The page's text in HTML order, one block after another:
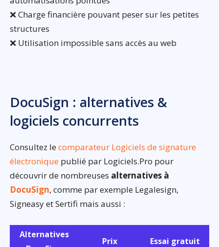
❌ Charge financière pouvant peser sur les petites
structures
❌ Utilisation impossible sans accès au web
DocuSign : alternatives &
logiciels concurrents
Consultez lecomparateur Logiciels de signature
électronique publié par Logiciels.Pro pour
découvrir de nombreuses alternatives à
DocuSign, comme par exemple Legalesign,
Signeasy et Sertifi mais aussi :
Alternatives
Prix Essai gratuit